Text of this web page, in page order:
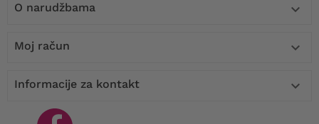
O narudžbama 
Moj račun 
Informacije za kontakt 